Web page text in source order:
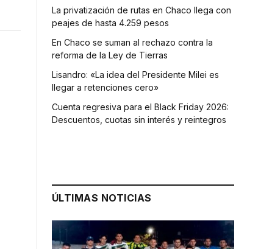
La privatización de rutas en Chaco llega con
peajes de hasta 4.259 pesos
En Chaco se suman al rechazo contra la
reforma de la Ley de Tierras
Lisandro: «La idea del Presidente Milei es
llegar a retenciones cero»
Cuenta regresiva para el Black Friday 2026:
Descuentos, cuotas sin interés y reintegros
ÚLTIMAS NOTICIAS